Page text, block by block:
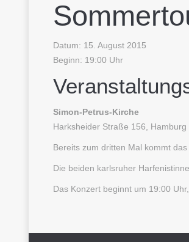
Datum: 15. August 2015
Beginn: 19:00 Uhr
Simon-Petrus-Kirche
Harksheider Straße 156, Hamburg
Bereits zum dritten Mal kommt
Die beiden karlsruher
Das Konzert beginnt um 19:00